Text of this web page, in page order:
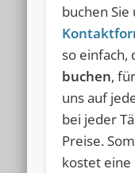
buchen Sie
so einfach,
buchen,
uns auf
bei jeder
Preise.
kostet eine